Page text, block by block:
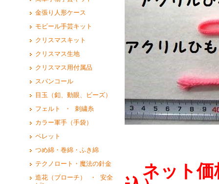
金張り人形ケース
モビール手芸キット
クリスマスキット
クリスマス生地
クリスマス用付属品
スパンコール
目玉（釦、動眼、ビーズ）
フェルト ・ 刺繍糸
カラー軍手（手袋）
ペレット
つめ綿・巻綿・ふき綿
テクノロート・魔法の針金
造花（ブローチ） ・ 安全
ネット